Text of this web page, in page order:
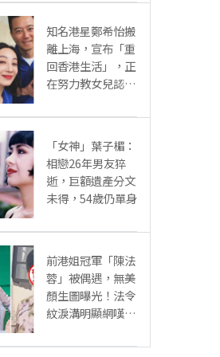
知名港星鄭希怡搬
離上海，宣布「重
回香港生活」，正
在努力教女兒認繁
「女神」葉子楣：
相戀26年男友猝
逝，巨額遺產分文
未得，54歲仍單身
前港姐冠軍「陳法
蓉」被偶遇，無美
顏生圖曝光！法令
紋淚溝明顯網嘆：
老」